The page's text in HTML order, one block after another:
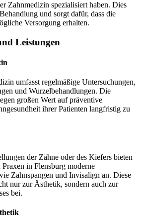
Zahnmedizin spezialisiert haben. Dies
und sorgt dafür, dass die
Versorgung erhalten.
Leistungen
umfasst regelmäßige Untersuchungen,
und Wurzelbehandlungen. Die
großen Wert auf präventive
ihrer Patienten langfristig zu
der Zähne oder des Kiefers bieten
in Flensburg moderne
Zahnspangen und Invisalign an. Diese
nur zur Ästhetik, sondern auch zur
bei.